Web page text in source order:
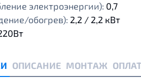
электроэнергии): 0,7
обогрев): 2,2 / 2,2 кВт
ОПИСАНИЕ МОНТАЖ